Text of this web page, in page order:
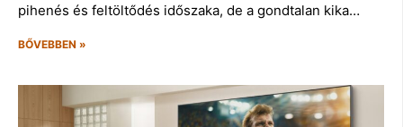
pihenés és feltöltődés időszaka, de a gondtalan kika…
BŐVEBBEN »